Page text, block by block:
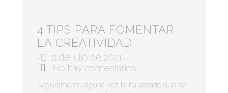
4 TIPS PARA FOMENTAR
LA CREATIVIDAD
• 11 de julio de 2021 •
No hay comentarios
Seguramente alguna vez te ha pasado que se